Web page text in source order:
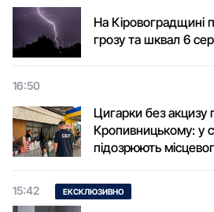
На
грозу та шквал 6
16:50
Цигарки без акцизу
Кропивницькому: у
підозрюють
15:42 ЕКСКЛЮЗИВНО